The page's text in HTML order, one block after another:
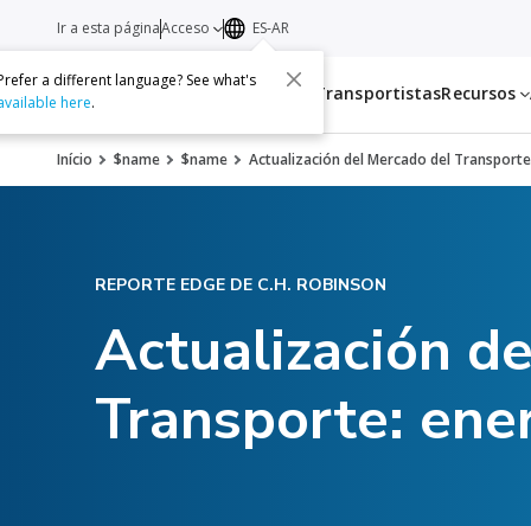
Servicios TransportistasRecursos
Ir a esta páginaAcceso ES-AR
a different language? See what's
here.
Início $name $name Actualización del Mercado del
REPORTE EDGE DE C.H. ROBINSON
Actualización
Transporte: